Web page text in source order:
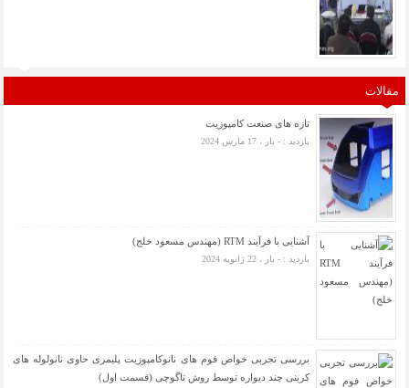
مقالات
تازه های صنعت کامپوزیت
بازدید : - بار ، 17 مارس 2024
آشنایی با فرآیند RTM (مهندس مسعود خلج)
بازدید : - بار ، 22 ژانویه 2024
بررسی تجربی خواص فوم های نانوکامپوزیت پلیمری حاوی نانولوله های
کربنی چند دیواره توسط روش تاگوچی (قسمت اول)